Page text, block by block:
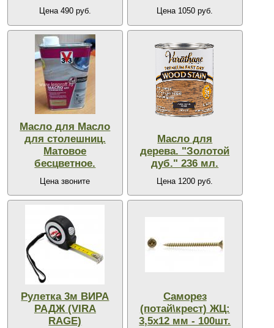
Цена 490 руб. Цена 1050 руб.
Масло для Масло
для столешниц.
Матовое
бесцветное.
Цена звоните
Масло для
дерева. "Золотой
дуб." 236 мл.
Цена 1200 руб.
Рулетка 3м ВИРА
РАДЖ (VIRA
RAGE)
Саморез
(потай\крест) ЖЦ:
3,5х12 мм - 100шт.